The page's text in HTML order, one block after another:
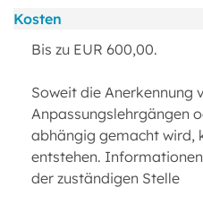
Kosten
Bis zu EUR 600,00.
Soweit die Anerkennung
Anpassungslehrgängen
abhängig gemacht wird,
entstehen.
der zuständigen Stelle